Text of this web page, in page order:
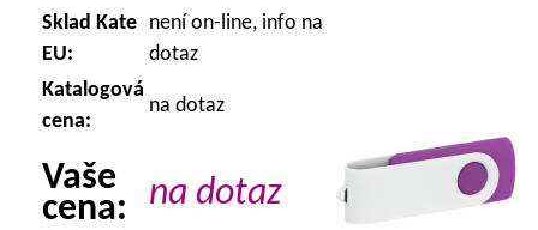
Sklad Kate
EU:
není on-line, info na
dotaz
Katalogová
cena:
na dotaz
Vaše
cena:
na dotaz